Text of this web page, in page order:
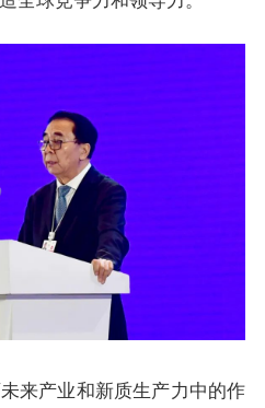
来产业和新质生产力中的作